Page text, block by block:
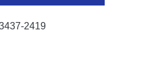
de Automóveis
2419